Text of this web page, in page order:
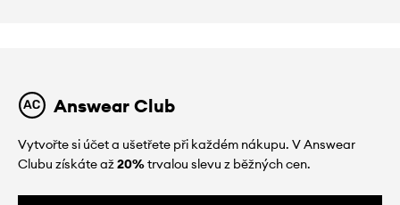
Answear Club
Vytvořte si účet a ušetřete při každém nákupu. V Answear
Clubu získáte až20%trvalou slevu z běžných cen.